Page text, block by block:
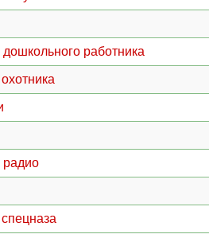
работника
радио